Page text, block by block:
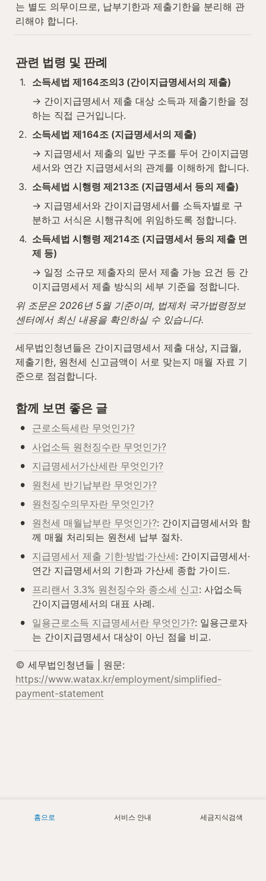
는 별도 의무이므로, 납부기한과 제출기한을 분리해 관
리해야 합니다.
관련 법령 및 판례
1.
소득세법 제164조의3 (간이지급명세서의 제출)
→ 간이지급명세서 제출 대상 소득과 제출기한을 정
하는 직접 근거입니다.
2. 소득세법 제164조 (지급명세서의 제출)
→ 지급명세서 제출의 일반 구조를 두어 간이지급명
세서와 연간 지급명세서의 관계를 이해하게 합니다.
3. 소득세법 시행령 제213조 (지급명세서 등의 제출)
→ 지급명세서와 간이지급명세서를 소득자별로 구
분하고 서식은 시행규칙에 위임하도록 정합니다.
4. 소득세법 시행령 제214조 (지급명세서 등의 제출 면
제 등)
→ 일정 소규모 제출자의 문서 제출 가능 요건 등 간
이지급명세서 제출 방식의 세부 기준을 정합니다.
위 조문은 2026년 5월 기준이며, 법제처 국가법령정보
센터에서 최신 내용을 확인하실 수 있습니다.
세무법인청년들은 간이지급명세서 제출 대상, 지급월,
제출기한, 원천세 신고금액이 서로 맞는지 매월 자료 기
준으로 점검합니다.
함께 보면 좋은 글
• 근로소득세란 무엇인가?
• 사업소득 원천징수란 무엇인가?
• 지급명세서가산세란 무엇인가?
• 원천세 반기납부란 무엇인가?
• 원천징수의무자란 무엇인가?
• 원천세 매월납부란 무엇인가?: 간이지급명세서와 함
께 매월 처리되는 원천세 납부 절차.
• 지급명세서 제출 기한·방법·가산세: 간이지급명세서·
연간 지급명세서의 기한과 가산세 종합 가이드.
• 프리랜서 3.3% 원천징수와 종소세 신고: 사업소득
간이지급명세서의 대표 사례.
• 일용근로소득 지급명세서란 무엇인가?: 일용근로자
는 간이지급명세서 대상이 아닌 점을 비교.
https://www.watax.kr/employment/simplified-
payment-statement
홈으로 서비스 안내 세금지식검색